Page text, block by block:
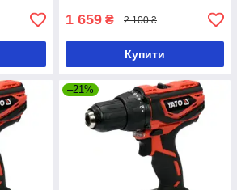
1 659 ₴ 2 100 ₴
Купити
–21%